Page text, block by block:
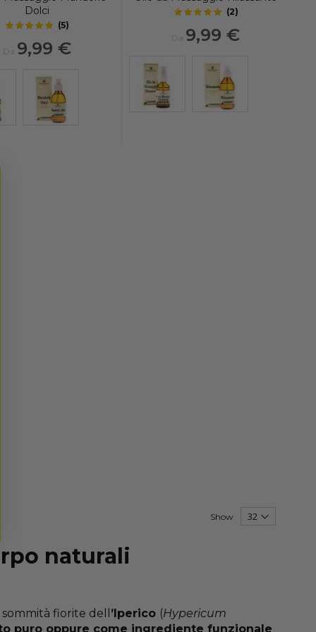
Dolci
(5)
Da 9,99 €
(2)
Da 9,99 €
Show
naturali
fiorite dell ’Iperico (Hypericum
puro oppure come ingrediente funzionale